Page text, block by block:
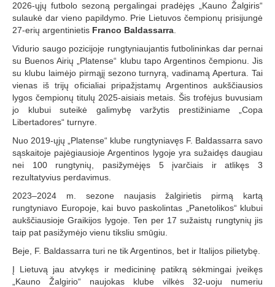
2026-ųjų futbolo sezoną pergalingai pradėjęs „Kauno Žalgiris“
sulaukė dar vieno papildymo. Prie Lietuvos čempionų prisijungė
27-erių argentinietis Franco Baldassarra.
Vidurio saugo pozicijoje rungtyniaujantis futbolininkas dar pernai
su Buenos Airių „Platense“ klubu tapo Argentinos čempionu. Jis
su klubu laimėjo pirmąjį sezono turnyrą, vadinamą Apertura. Tai
vienas iš trijų oficialiai pripažįstamų Argentinos aukščiausios
lygos čempionų titulų 2025-aisiais metais. Šis trofėjus buvusiam
jo klubui suteikė galimybę varžytis prestižiniame „Copa
Libertadores“ turnyre.
Nuo 2019-ųjų „Platense“ klube rungtyniavęs F. Baldassarra savo
sąskaitoje pajėgiausioje Argentinos lygoje yra sužaidęs daugiau
nei 100 rungtynių, pasižymėjęs 5 įvarčiais ir atlikęs 3
rezultatyvius perdavimus.
2023–2024 m. sezone naujasis žalgirietis pirmą kartą
rungtyniavo Europoje, kai buvo paskolintas „Panetolikos“ klubui
aukščiausioje Graikijos lygoje. Ten per 17 sužaistų rungtynių jis
taip pat pasižymėjo vienu tiksliu smūgiu.
Beje, F. Baldassarra turi ne tik Argentinos, bet ir Italijos pilietybę.
Į Lietuvą jau atvykęs ir medicininę patikrą sėkmingai įveikęs
„Kauno Žalgirio“ naujokas klube vilkės 32-uoju numeriu